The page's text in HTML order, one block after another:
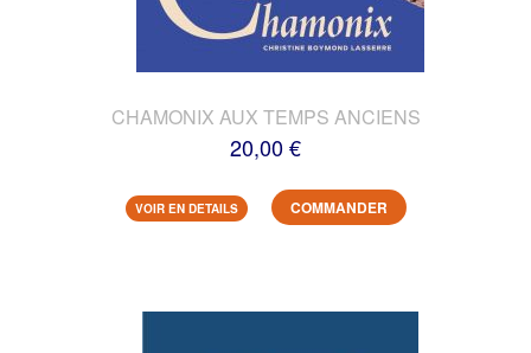
CHAMONIX AUX TEMPS ANCIENS
20,00 €
VOIR EN DETAILS COMMANDER